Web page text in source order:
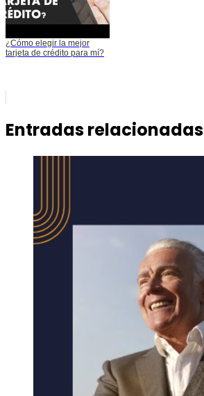
¿Cómo elegir la mejor
tarjeta de crédito para mí?
Entradas relacionadas